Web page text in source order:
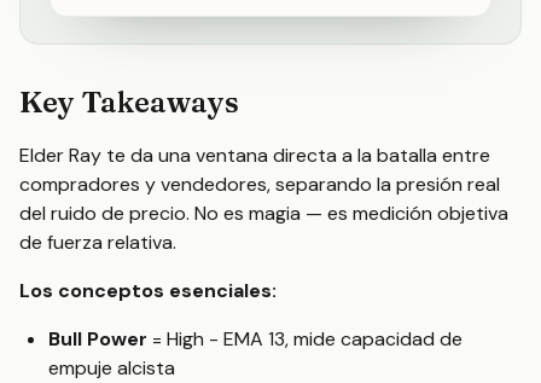
Key Takeaways
Elder Ray te da una ventana directa a la batalla entre
compradores y vendedores, separando la presión real
del ruido de precio. No es magia — es medición objetiva
de fuerza relativa.
Los conceptos esenciales:
Bull Power = High - EMA 13, mide capacidad de
empuje alcista